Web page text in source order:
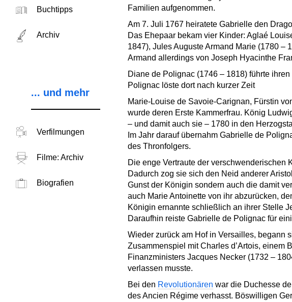
Buchtipps
Archiv
... und mehr
Verfilmungen
Filme: Archiv
Biografien
Familien aufgenommen.
Am 7. Juli 1767 heiratete Gabrielle den
Das Ehepaar bekam vier Kinder: Aglaé
1847), Jules Auguste Armand Marie (1780 –
Armand allerdings von Joseph Hyacinthe
Diane de Polignac (1746 – 1818) führte
Polignac löste dort nach kurzer Zeit
Marie-Louise de Savoie-Carignan, Fürstin
wurde deren Erste Kammerfrau. König
– und damit auch sie – 1780 in den
Im Jahr darauf übernahm Gabrielle de
des Thronfolgers.
Die enge Vertraute der verschwenderischen
Dadurch zog sie sich den Neid anderer
Gunst der Königin sondern auch die damit
auch Marie Antoinette von ihr abzurücken,
Königin ernannte schließlich an ihrer Stelle
Daraufhin reiste Gabrielle de Polignac für
Wieder zurück am Hof in Versailles, begann
Zusammenspiel mit Charles d’Artois, einem
Finanzministers Jacques Necker (1732 –
verlassen musste.
Bei den Revolutionären war die Duchesse
des Ancien Régime verhasst. Böswilligen